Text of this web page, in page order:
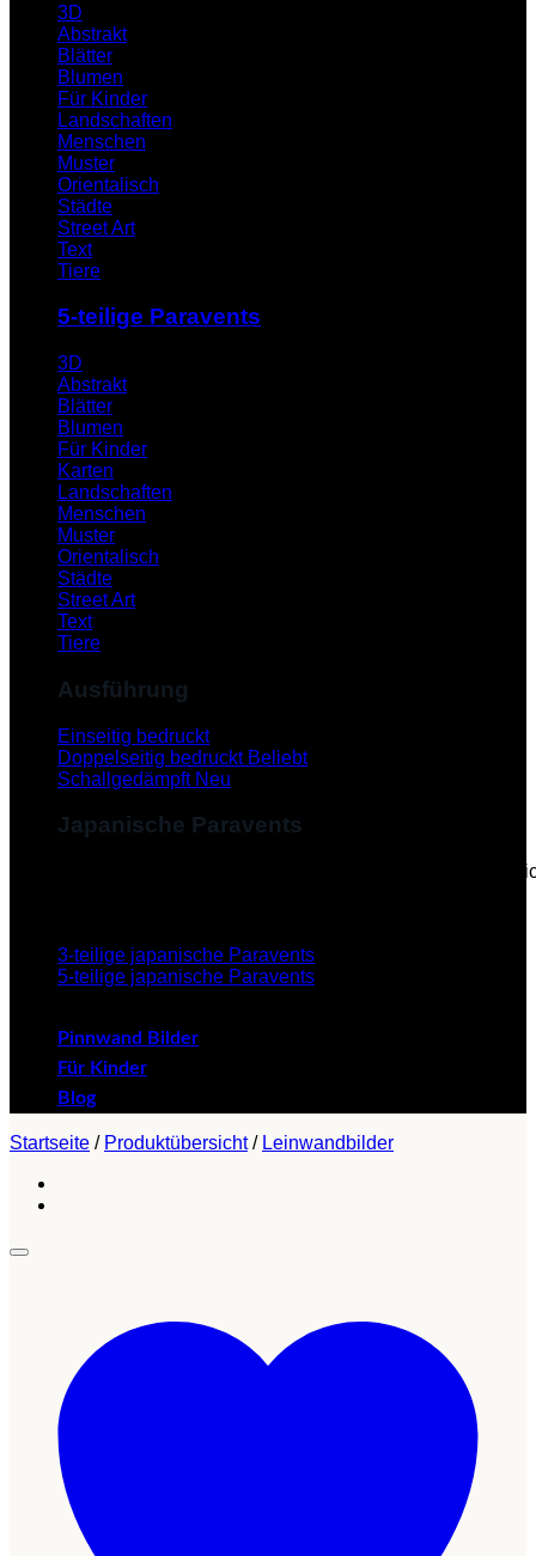
3D
Abstrakt
Blätter
Blumen
Für Kinder
Landschaften
Menschen
Muster
Orientalisch
Städte
Street Art
Text
Tiere
5-teilige Paravents
3D
Abstrakt
Blätter
Blumen
Für Kinder
Karten
Landschaften
Menschen
Muster
Orientalisch
Städte
Street Art
Text
Tiere
Ausführung
Einseitig bedruckt
Doppelseitig bedruckt
Schallgedämpft
Japanische Paravents
Diese Paravents, die im Japanischen als "Byobu"
3-teilige japanische Paravents
5-teilige japanische Paravents
Pinnwand Bilder
Für Kinder
Blog
Startseite / Produktübersicht / Leinwandbilder